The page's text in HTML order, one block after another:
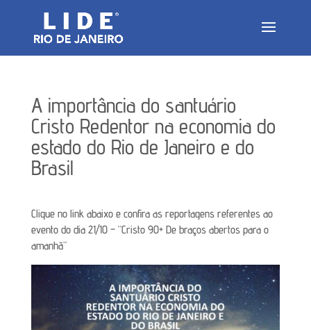
A importância do santuário
Cristo Redentor na economia do
estado do Rio de Janeiro e do
Brasil
Clique no link abaixo e confira as reportagens referentes ao
evento do dia 21/10 – “Cristo 90+ De braços abertos para o
amanhã”